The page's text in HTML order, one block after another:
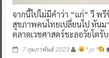
จากนี้ไปไม่มีคำว่า “แก่” วี พ
สุขภาพคนไทยเปลี่ยนไป หันม
ตลาดเวชศาสตร์ชะลอวัยโตรั
7 กุมภาพันธ์ 2023 ^ jo ^